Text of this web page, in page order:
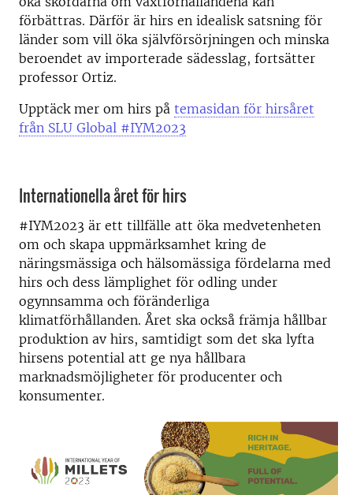
förbättras. Därför är hirs en idealisk satsning för
länder som vill öka självförsörjningen och minska
beroendet av importerade sädesslag, fortsätter
professor Ortiz.
Upptäck mer om hirs på temasidan för hirsåret
från SLU Global #IYM2023
Internationella året för hirs
#IYM2023 är ett tillfälle att öka medvetenheten
om och skapa uppmärksamhet kring de
näringsmässiga och hälsomässiga fördelarna med
hirs och dess lämplighet för odling under
ogynnsamma och föränderliga
klimatförhållanden. Året ska också främja hållbar
produktion av hirs, samtidigt som det ska lyfta
hirsens potential att ge nya hållbara
marknadsmöjligheter för producenter och
konsumenter.